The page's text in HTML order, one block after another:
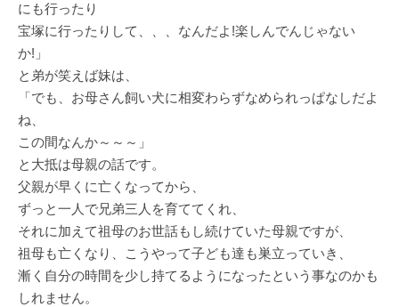
にも行ったり
宝塚に行ったりして、、、なんだよ!楽しんでんじゃない
か!」
と弟が笑えば妹は、
「でも、お母さん飼い犬に相変わらずなめられっぱなしだよ
ね、
この間なんか～～～」
と大抵は母親の話です。
父親が早くに亡くなってから、
ずっと一人で兄弟三人を育ててくれ、
それに加えて祖母のお世話もし続けていた母親ですが、
祖母も亡くなり、こうやって子ども達も巣立っていき、
漸く自分の時間を少し持てるようになったという事なのかも
しれません。